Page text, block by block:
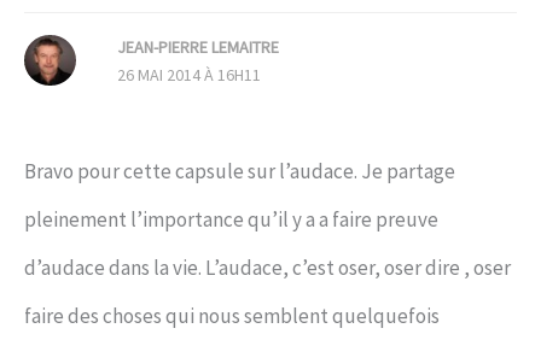
JEAN-PIERRE LEMAITRE
26 MAI 2014 À 16H11
Bravo pour cette capsule sur l’audace. Je partage
pleinement l’importance qu’il y a a faire preuve
d’audace dans la vie. L’audace, c’est oser, oser dire , oser
faire des choses qui nous semblent quelquefois